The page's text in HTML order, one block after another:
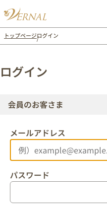
トップページログイン
ログイン
会員のお客さま
メールアドレス
パスワード